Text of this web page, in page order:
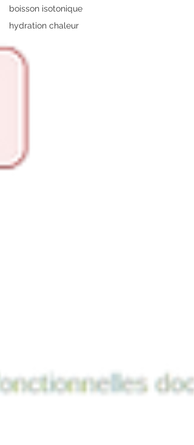
boisson isotonique
hydration chaleur